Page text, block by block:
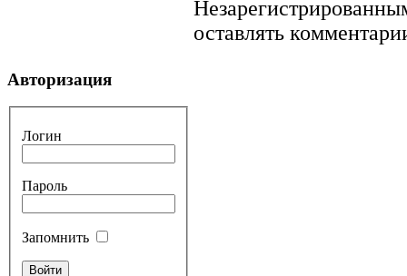
оставлять
Авторизация
Логин
Пароль
Запомнить